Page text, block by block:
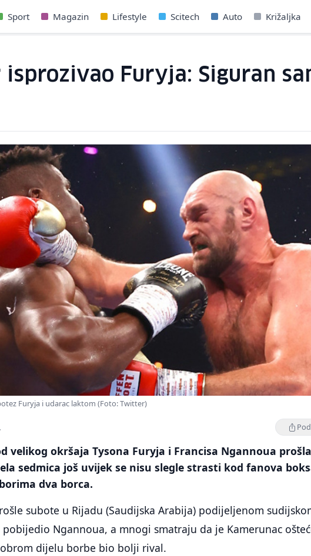
Sport Magazin Lifestyle Scitech Auto Križaljka
isprozivao Furyja: Siguran
Furyja i udarac laktom (Foto: Twitter)
velikog okršaja Tysona Furyja i Francisa Ngannoua prošla
sedmica još uvijek se nisu slegle strasti kod fanova
dva borca.
subote u Rijadu (Saudijska Arabija) podijeljenom
Ngannoua, a mnogi smatraju da je Kamerunac
dijelu borbe bio bolji rival.